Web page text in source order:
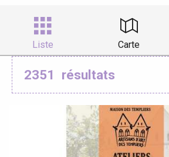
Liste Carte
2351 résultats